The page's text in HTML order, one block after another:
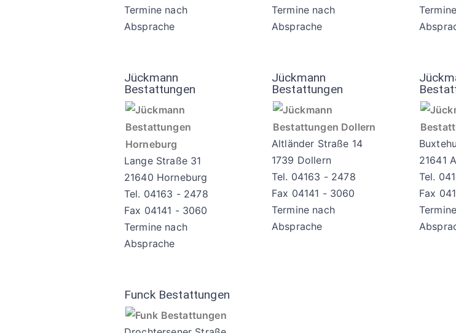
Termine nach
Absprache
Termine nach
Absprache
Jückmann
Bestattungen
Lange Straße 31
21640 Horneburg
Tel. 04163 - 2478
Fax 04141 - 3060
Termine nach
Absprache
Jückmann
Bestattungen
Altländer Straße 14
1739 Dollern
Tel. 04163 - 2478
Fax 04141 - 3060
Termine nach
Absprache
21641
Tel.
Fax
Funck Bestattungen